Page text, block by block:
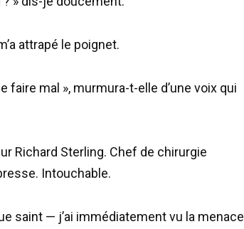
attrapé le poignet.
faire mal », murmura-t-elle d’une voix qui
Richard Sterling. Chef de chirurgie
Intouchable.
saint — j’ai immédiatement vu la menace